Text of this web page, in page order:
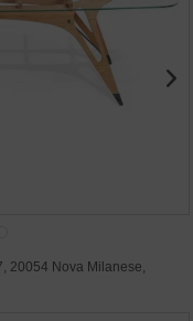
20054 Nova Milanese,